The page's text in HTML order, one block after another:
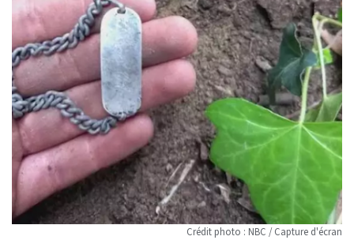
Crédit photo : NBC / Capture d'écran